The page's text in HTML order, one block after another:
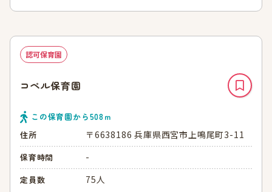
認可保育園
コペル保育園
この保育園から508ｍ
住所
〒6638186 兵庫県西宮市上鳴尾町3-11
保育時間 -
定員数 75人